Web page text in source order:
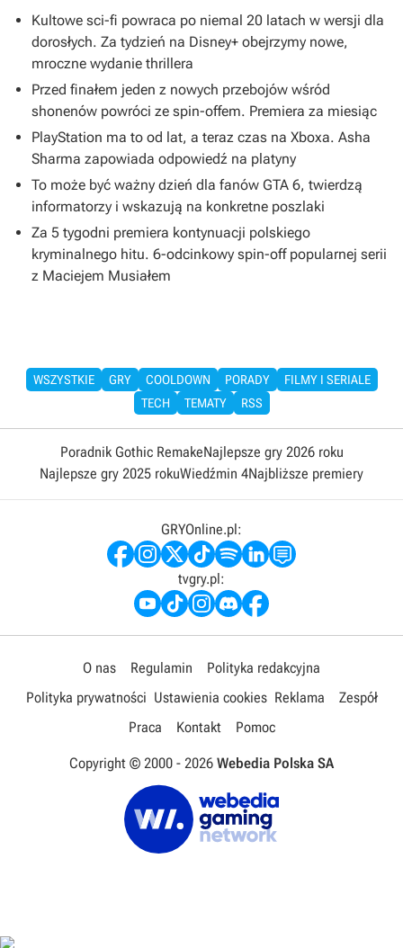
Kultowe sci-fi powraca po niemal 20 latach w wersji dla
dorosłych. Za tydzień na Disney+ obejrzymy nowe,
mroczne wydanie thrillera
Przed finałem jeden z nowych przebojów wśród
shonenów powróci ze spin-offem. Premiera za miesiąc
PlayStation ma to od lat, a teraz czas na Xboxa. Asha
Sharma zapowiada odpowiedź na platyny
To może być ważny dzień dla fanów GTA 6, twierdzą
informatorzy i wskazują na konkretne poszlaki
Za 5 tygodni premiera kontynuacji polskiego
kryminalnego hitu. 6-odcinkowy spin-off popularnej serii
z Maciejem Musiałem
WSZYSTKIE GRY COOLDOWN PORADY
FILMY I SERIALE
TECH
TEMATY RSS
Poradnik Gothic RemakeNajlepsze gry 2026 roku
Najlepsze gry 2025 rokuWiedźmin 4Najbliższe premiery
GRYOnline.pl:
tvgry.pl:
O nas Regulamin
Polityka redakcyjna
Polityka prywatności Ustawienia cookies Reklama
Zespół
Praca
Kontakt Pomoc
Copyright © 2000 - 2026 Webedia Polska SA